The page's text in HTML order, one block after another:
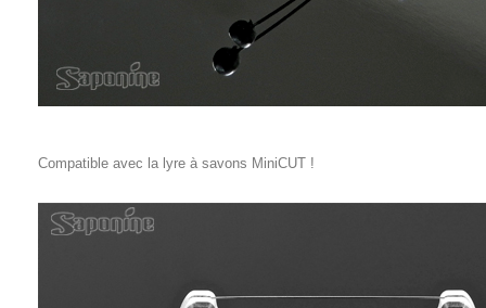
Compatible avec la lyre à savons MiniCUT !